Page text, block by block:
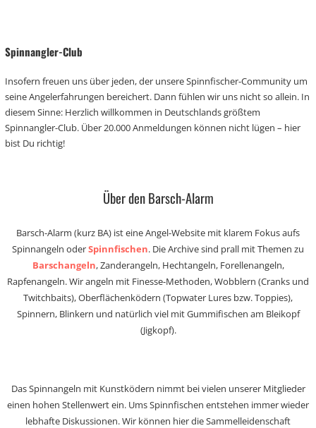
Spinnangler-Club
Insofern freuen uns über jeden, der unsere Spinnfischer-Community um
seine Angelerfahrungen bereichert. Dann fühlen wir uns nicht so allein. In
diesem Sinne: Herzlich willkommen in Deutschlands größtem
Spinnangler-Club. Über 20.000 Anmeldungen können nicht lügen – hier
bist Du richtig!
Über den Barsch-Alarm
Barsch-Alarm (kurz BA) ist eine Angel-Website mit klarem Fokus aufs
Spinnangeln oderSpinnfischen. Die Archive sind prall mit Themen zu
Barschangeln, Zanderangeln, Hechtangeln, Forellenangeln,
Rapfenangeln. Wir angeln mit Finesse-Methoden, Wobblern (Cranks und
Twitchbaits), Oberflächenködern (Topwater Lures bzw. Toppies),
Spinnern, Blinkern und natürlich viel mit Gummifischen am Bleikopf
(Jigkopf).
Das Spinnangeln mit Kunstködern nimmt bei vielen unserer Mitglieder
einen hohen Stellenwert ein. Ums Spinnfischen entstehen immer wieder
lebhafte Diskussionen. Wir können hier die Sammelleidenschaft